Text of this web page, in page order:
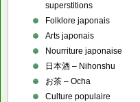
superstitions
Folklore japonais
Arts japonais
Nourriture japonaise
日本酒 – Nihonshu
お茶 – Ocha
Culture populaire